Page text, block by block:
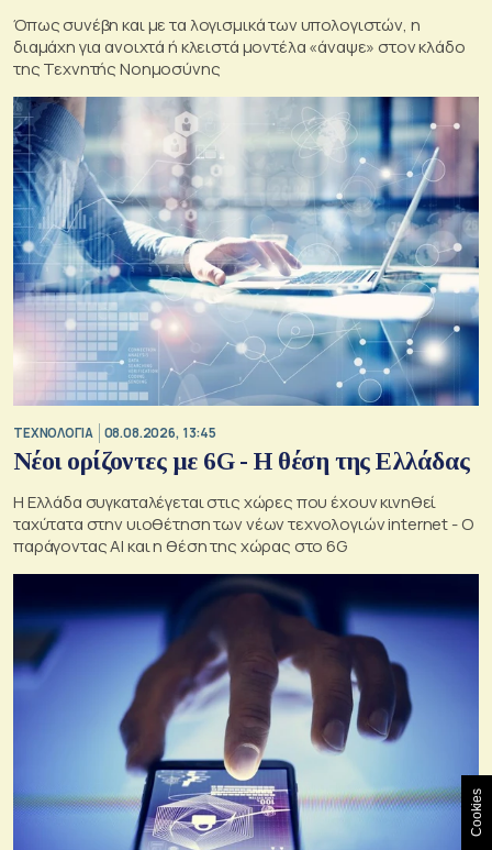
Όπως συνέβη και με τα λογισμικά των υπολογιστών, η
διαμάχη για ανοιχτά ή κλειστά μοντέλα «άναψε» στον κλάδο
της Τεχνητής Νοημοσύνης
ΤΕΧΝΟΛΟΓΙΑ 08.08.2026, 13:45
Νέοι ορίζοντες με 6G - Η θέση της Ελλάδας
Η Ελλάδα συγκαταλέγεται στις χώρες που έχουν κινηθεί
ταχύτατα στην υιοθέτηση των νέων τεχνολογιών internet - Ο
παράγοντας AI και η θέση της χώρας στο 6G
Cookies